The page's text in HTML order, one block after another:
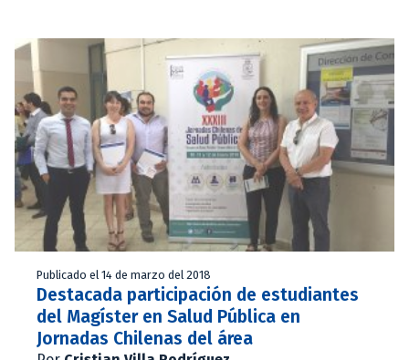
Publicado el 14 de marzo del 2018
Destacada participación de estudiantes
del Magíster en Salud Pública en
Jornadas Chilenas del área